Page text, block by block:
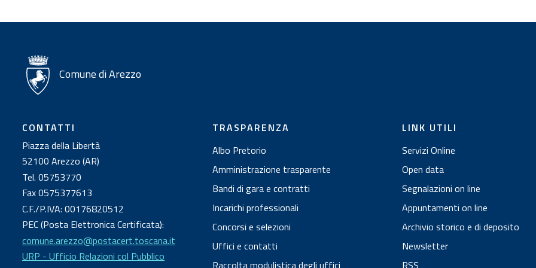
Comune di Arezzo
CONTATTI
Piazza della Libertà
52100 Arezzo (AR)
Tel. 05753770
Fax 0575377613
C.F./P.IVA: 00176820512
PEC (Posta Elettronica Certificata):
comune.arezzo@postacert.toscana.it
URP - Ufficio Relazioni col Pubblico
TRASPARENZA
Albo Pretorio
Amministrazione trasparente
Bandi di gara e contratti
Incarichi professionali
Concorsi e selezioni
Uffici e contatti
Raccolta modulistica degli uffici
LINK UTILI
Servizi Online
Open data
Segnalazioni on line
Appuntamenti on line
Archivio storico e di deposito
Newsletter
RSS